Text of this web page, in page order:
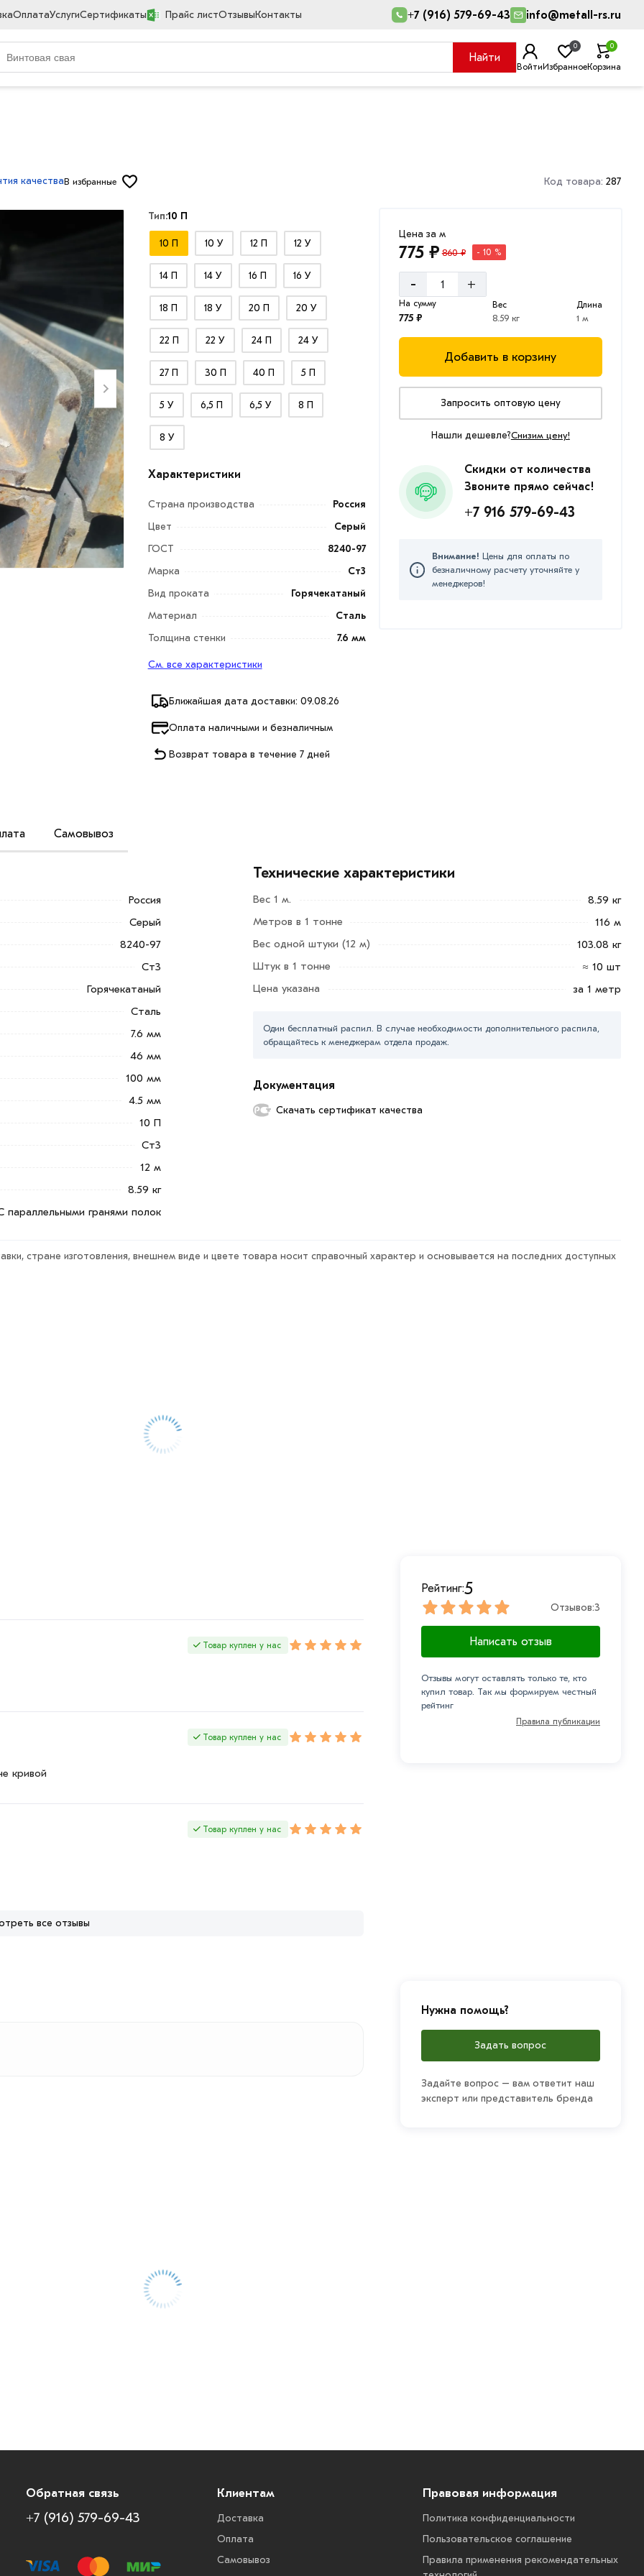
ОплатаУслугиСертификаты Прайс листОтзывыКонтакты +7 (916) 579-69-43 info@metall-rs.ru
Найти
ВойтиИзбранное
0
Корзина
0
качестваВ избранные Код товара: 287
Тип:10 П
10 П 10 У 12 П 12 У
14 П 14 У 16 П 16 У
18 П 18 У 20 П 20 У
22 П 22 У 24 П 24 У
27 П 30 П 40 П 5 П
5 У 6,5 П 6,5 У 8 П
8 У
Характеристики
Страна производства
Россия
Цвет
Серый
ГОСТ
8240-97
Марка
Ст3
Вид проката
Горячекатаный
Материал
Сталь
Толщина стенки
7.6 мм
См. все характеристики
Ближайшая дата доставки: 09.08.26
Оплата наличными и безналичным
Возврат товара в течение 7 дней
Цена за м
775 ₽ 860 ₽ - 10 %
- +
На сумму
775 ₽
Вес
8.59 кг
Длина
1 м
Добавить в корзину
Запросить оптовую цену
Нашли дешевле?Снизим цену!
Скидки от количества
Звоните прямо сейчас!
+7 916 579-69-43
Внимание! Цены для оплаты по
безналичному расчету уточняйте у
менеджеров!
Самовывоз
полок, изготовляют длиной 6 м,
поддерживающие консоли;
ограждениях; пандусы.
по контактам указанным на сайте.
Наши профессиональные менеджеры
доставки или самовывоза.
обязательно).
Россия
Серый
8240-97
Ст3
Горячекатаный
Сталь
7.6 мм
46 мм
100 мм
4.5 мм
10 П
Ст3
12 м
8.59 кг
параллельными гранями полок
Технические характеристики
Вес 1 м.
8.59 кг
Метров в 1 тонне
116 м
Вес одной штуки (12 м)
103.08 кг
Штук в 1 тонне
≈ 10 шт
Цена указана
за 1 метр
Один бесплатный распил. В случае необходимости дополнительного распила,
обращайтесь к менеджерам отдела продаж.
Документация
Скачать сертификат качества
стране изготовления, внешнем виде и цвете товара носит справочный характер и основывается на последних доступных
Товар куплен у нас
Товар куплен у нас
кривой
Товар куплен у нас
все отзывы
Рейтинг:5
Отзывов:3
Написать отзыв
Отзывы могут оставлять только те, кто
купил товар. Так мы формируем честный
рейтинг
Правила публикации
Нужна помощь?
Задать вопрос
Задайте вопрос – вам ответит наш
эксперт или представитель бренда
Обратная связь
+7 (916) 579-69-43
Клиентам
Доставка
Оплата
Самовывоз
Правовая информация
Политика конфиденциальности
Пользовательское соглашение
Правила применения рекомендательных